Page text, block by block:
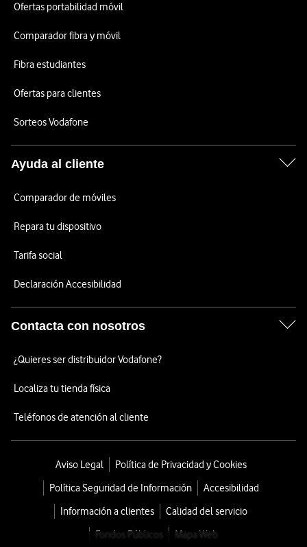
Ofertas portabilidad móvil
Comparador fibra y móvil
Fibra estudiantes
Ofertas para clientes
Sorteos Vodafone
Ayuda al cliente
Comparador de móviles
Repara tu dispositivo
Tarifa social
Declaración Accesibilidad
Contacta con nosotros
¿Quieres ser distribuidor Vodafone?
Localiza tu tienda física
Teléfonos de atención al cliente
Aviso Legal
Política de Privacidad y Cookies
Política Seguridad de Información
Accesibilidad
Información a clientes
Calidad del servicio
Fondos Públicos
Mapa Web